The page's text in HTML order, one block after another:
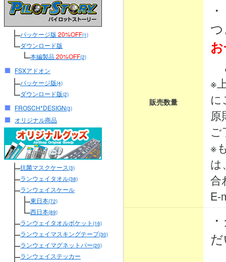
パッケージ版 20%OFF(1)
ダウンロード版
本編製品20%OFF(2)
FSXアドオン
パッケージ版(4)
ダウンロード版(2)
FROSCH*DESIGN(3)
オリジナル商品
抗菌マスクケース(3)
ランウェイタオル(38)
ランウェイスケール
東日本(72)
西日本(89)
ランウェイタオルポケット (16)
ランウェイマスキングテープ(30)
ランウェイマグネットバー(20)
ランウェイステッカー
販売数量
※
に
原
ご
※
は
合
E-